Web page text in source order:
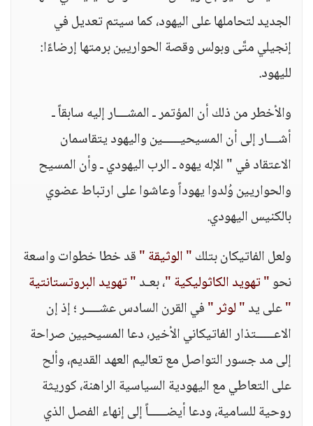
الجديد لتحاملها على اليهود، كما سيتم تعديل في
إنجيلي متَّى وبولس وقصة الحواريين برمتها إرضاءًا:
لليهود.
والأخطر من ذلك أن المؤتمر ـ المشـــار إليه سابقاً ـ
أشـــار إلى أن المسيحيـــــين واليهود يتقاسمان
الاعتقاد في " الإله يهوه ـ الرب اليهودي ـ وأن المسيح
والحواريين وُلدوا يهوداً وعاشوا على ارتباط عضوي
بالكنيس اليهودي.
ولعل الفاتيكان بتلك" الوثيقة "قد خطا خطوات واسعة
نحو" تهويد الكاثوليكية "، بعـد" تهويد البروتستانتية
"على يد" لوثر "في القرن السادس عشــــر ؛ إذ إن
الاعـــــتذار الفاتيكاني الأخير، دعا المسيحيين صراحة
إلى مد جسور التواصل مع تعاليم العهد القديم، وألح
على التعاطي مع اليهودية السياسية الراهنة، كوريثة
روحية للسامية، ودعا أيضـــــاً إلى إنهاء الفصل الذي